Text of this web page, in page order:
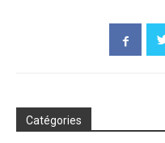
Catégories